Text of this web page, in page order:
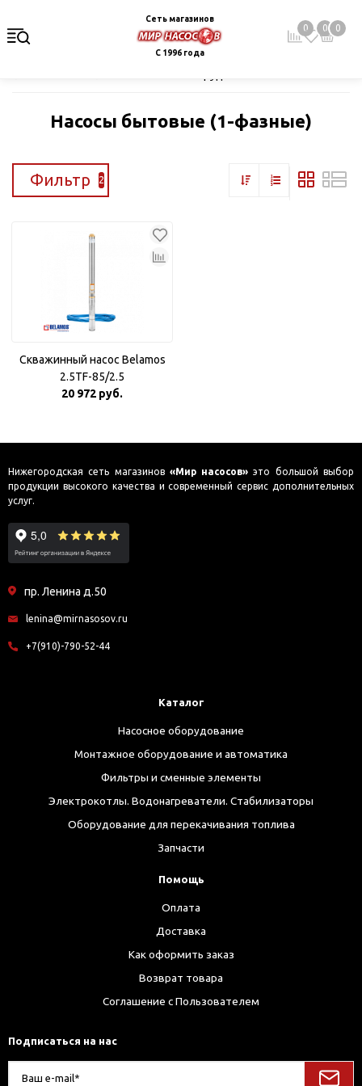
Сеть магазинов
С 1996 года
0 0 0
Насосы бытовые (1-фазные)
Фильтр 2
Скважинный насос Belamos
2.5TF-85/2.5
20 972 руб.
Нижегородская сеть магазинов «Мир насосов» это большой выбор
продукции высокого качества и современный сервис дополнительных
услуг.
пр. Ленина д.50
lenina@mirnasosov.ru
+7(910)-790-52-44
Каталог
Насосное оборудование
Монтажное оборудование и автоматика
Фильтры и сменные элементы
Электрокотлы. Водонагреватели. Стабилизаторы
Оборудование для перекачивания топлива
Запчасти
Помощь
Оплата
Доставка
Как оформить заказ
Возврат товара
Соглашение с Пользователем
Подписаться на нас